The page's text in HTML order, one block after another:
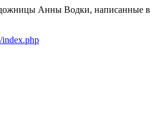
Анны Водки, написанные
index.php